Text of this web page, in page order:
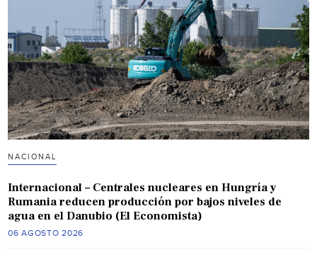
NACIONAL
Internacional – Centrales nucleares en Hungría y
Rumania reducen producción por bajos niveles de
agua en el Danubio (El Economista)
06 AGOSTO 2026